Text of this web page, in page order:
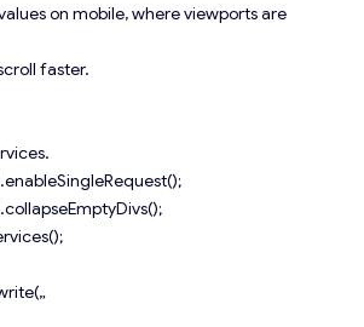
on mobile, where viewports are
faster.